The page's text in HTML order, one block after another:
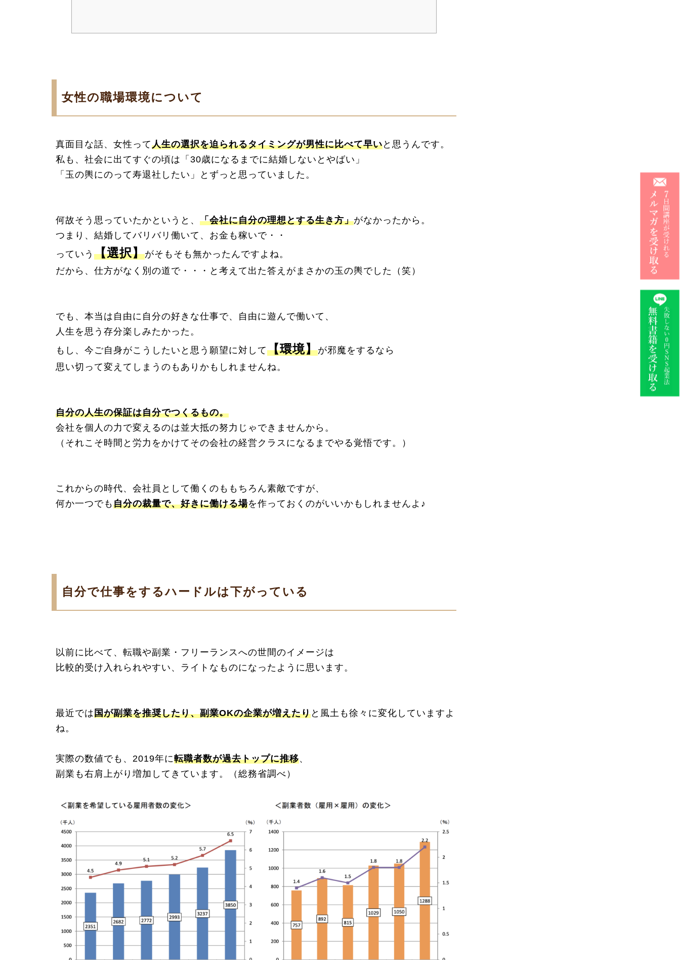
女性の職場環境について
真面目な話、女性って人生の選択を迫られるタイミングが男性に比べて早いと思うんです。
私も、社会に出てすぐの頃は「30歳になるまでに結婚しないとやばい」
「玉の輿にのって寿退社したい」とずっと思っていました。
何故そう思っていたかというと、 「会社に自分の理想とする生き方」がなかったから。
つまり、結婚してバリバリ働いて、お金も稼いで・・
っていう 【選択】がそもそも無かったんですよね。
だから、仕方がなく別の道で・・・と考えて出た答えがまさかの玉の輿でした（笑）
でも、本当は自由に自分の好きな仕事で、自由に遊んで働いて、
人生を思う存分楽しみたかった。
もし、今ご自身がこうしたいと思う願望に対して【環境】が邪魔をするなら
思い切って変えてしまうのもありかもしれませんね。
自分の人生の保証は自分でつくるもの。
会社を個人の力で変えるのは並大抵の努力じゃできませんから。
（それこそ時間と労力をかけてその会社の経営クラスになるまでやる覚悟です。）
これからの時代、会社員として働くのももちろん素敵ですが、
何か一つでも自分の裁量で、好きに働ける場を作っておくのがいいかもしれませんよ♪
自分で仕事をするハードルは下がっている
以前に比べて、転職や副業・フリーランスへの世間のイメージは
比較的受け入れられやすい、ライトなものになったように思います。
最近では国が副業を推奨したり、副業OKの企業が増えたりと風土も徐々に変化していますよ
ね。
実際の数値でも、2019年に転職者数が過去トップに推移、
副業も右肩上がり増加してきています。（総務省調べ）